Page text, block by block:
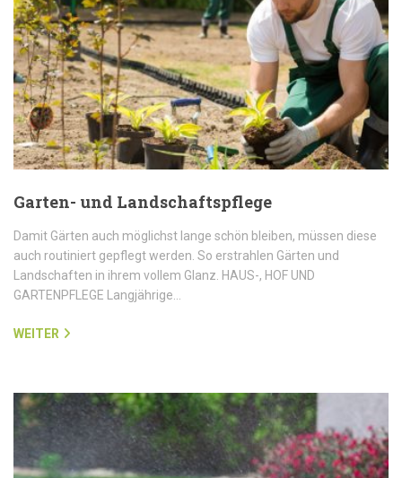
Garten- und Landschaftspflege
Damit Gärten auch möglichst lange schön bleiben, müssen diese
auch routiniert gepflegt werden. So erstrahlen Gärten und
Landschaften in ihrem vollem Glanz. HAUS-, HOF UND
GARTENPFLEGE Langjährige…
WEITER